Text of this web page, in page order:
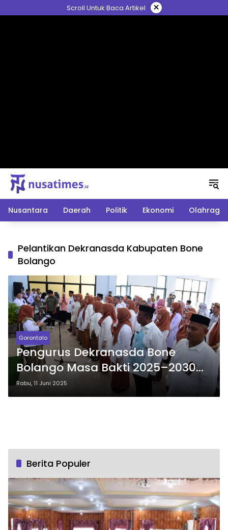
ke
Scroll Untuk Baca Artikel ×
Nusantara Daerah Politik Ekonomi Olahraga
Pelantikan Dekranasda Kabupaten Bone
Bolango
Gorontalo
Pengurus Dekranasda Bone
Bolango Masa Bakti 2025–2030
Resmi Dilantik
Rabu, 11 Juni 2025
Berita Populer